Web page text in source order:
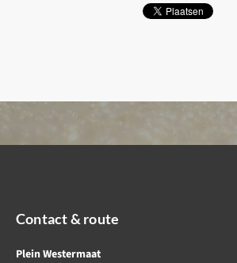
Contact & route
Plein Westermaat